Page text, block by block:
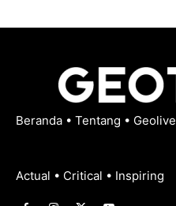
Beranda • Tentang • Geolive
Actual • Critical • Inspiring